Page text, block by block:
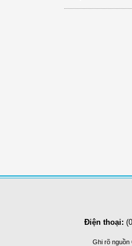
Điện thoại:
Ghi rõ nguồn